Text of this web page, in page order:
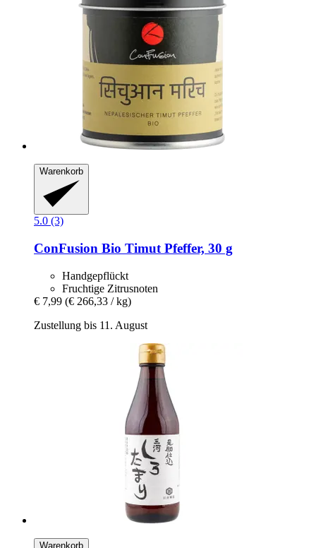
Warenkorb
5.0 (3)
ConFusion Bio Timut Pfeffer, 30 g
Handgepflückt
Fruchtige Zitrusnoten
€ 7,99 (€ 266,33 / kg)
Zustellung bis 11. August
Warenkorb